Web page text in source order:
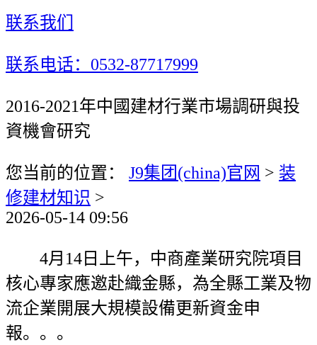
联系我们
联系电话：0532-87717999
2016-2021年中國建材行業市場調研與投
資機會研究
您当前的位置： J9集团(china)官网 > 装
修建材知识 >
2026-05-14 09:56
4月14日上午，中商產業研究院項目
核心專家應邀赴織金縣，為全縣工業及物
流企業開展大規模設備更新資金申
報。。。